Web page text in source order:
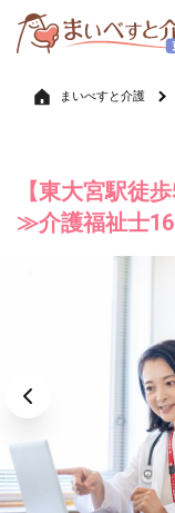
まいべすと介護
【東大宮駅徒
≫介護福祉士